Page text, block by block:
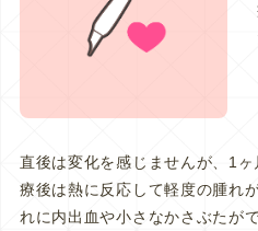
直後は変化を感じませんが、1
療後は熱に反応して軽度の腫れ
れに内出血や小さなかさぶたが